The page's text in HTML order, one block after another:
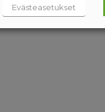
Evästeasetukset